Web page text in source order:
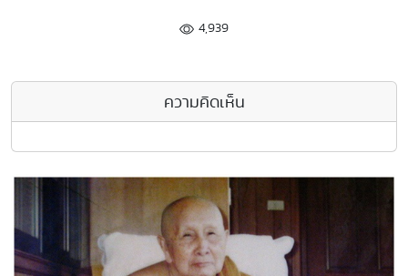
4,939
ความคิดเห็น